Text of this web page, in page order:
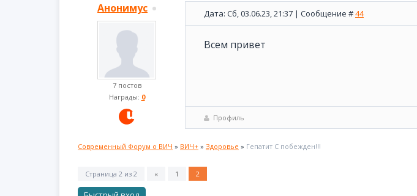
Анонимус
7 постов
Награды: 0
Дата: Сб, 03.06.23, 21:37 | Сообщение #44
Всем привет
Профиль
Современный Форум о ВИЧ » ВИЧ+ » Здоровье » Гепатит С побежден!!!
Страница 2 из 2 « 1 2